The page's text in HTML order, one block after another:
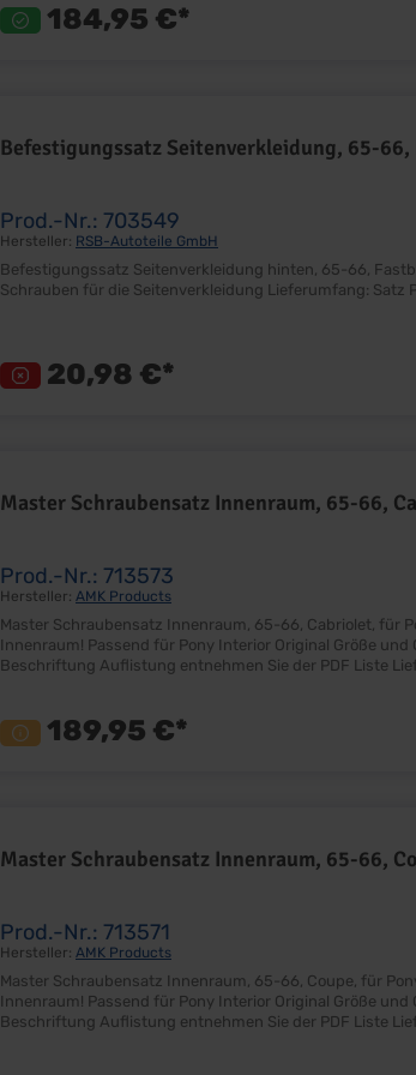
184,95 €*
Befestigungssatz Seitenverkleidung, 65-66,
Prod.-Nr.: 703549
Hersteller: RSB-Autoteile GmbH
Befestigungssatz Seitenverkleidung hinten, 65-66, Fastback Ersetzt Originalteil Satz mit 4 Stück
20,98 €*
Master Schraubensatz Innenraum, 65-66,
Prod.-Nr.: 713573
Hersteller: AMK Products
Master Schraubensatz Innenraum, 65-66, Cabriolet, für Pony Interior Kompletter OEM
Innenraum! Passend für Pony Interior Original Größe und Optik für ein Perfektes Finish Einzeln verpackt mit
189,95 €*
Master Schraubensatz Innenraum, 65-66,
Prod.-Nr.: 713571
Hersteller: AMK Products
Master Schraubensatz Innenraum, 65-66, Coupe, für Pony Interior Kompletter OEM
Innenraum! Passend für Pony Interior Original Größe und Optik für ein Perfektes Finish Einzeln verpackt mit